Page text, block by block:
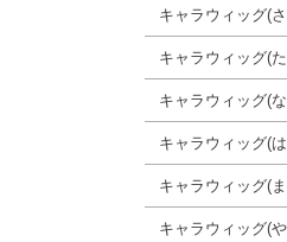
キャラウィッグ(
キャラウィッグ(
キャラウィッグ(
キャラウィッグ(
キャラウィッグ(
キャラウィッグ(